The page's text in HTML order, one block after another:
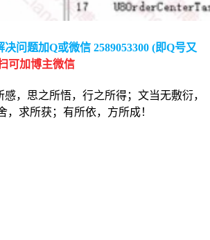
问题加Q或微信 2589053300 (即Q号又
可加博主微信
，思之所悟，行之所得；文当无敷衍，
，求所获；有所依，方所成！